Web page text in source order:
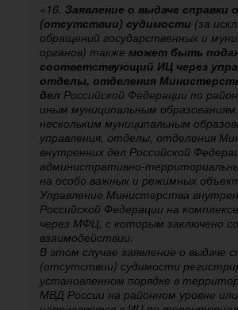
«16. Заявление о выдаче справки
(отсутствии) судимости (за
обращений государственных и
органов) также может быть
соответствующий ИЦ через
отделы, отделения
дел Российской Федерации по
иным муниципальным
нескольким муниципальным
управления, отделы, отделения
внутренних дел Российской
административно-
на особо важных и режимных
Управление Министерства
Российской Федерации на
через МФЦ, с которым заключено
взаимодействии.
В этом случае заявление о выдаче
(отсутствии) судимости
установленном порядке в
МВД России на районном уровне